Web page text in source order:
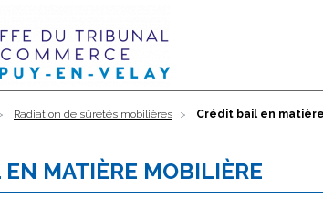
Radiation de sûretés mobilières Crédit bail en
MATIÈRE MOBILIÈRE